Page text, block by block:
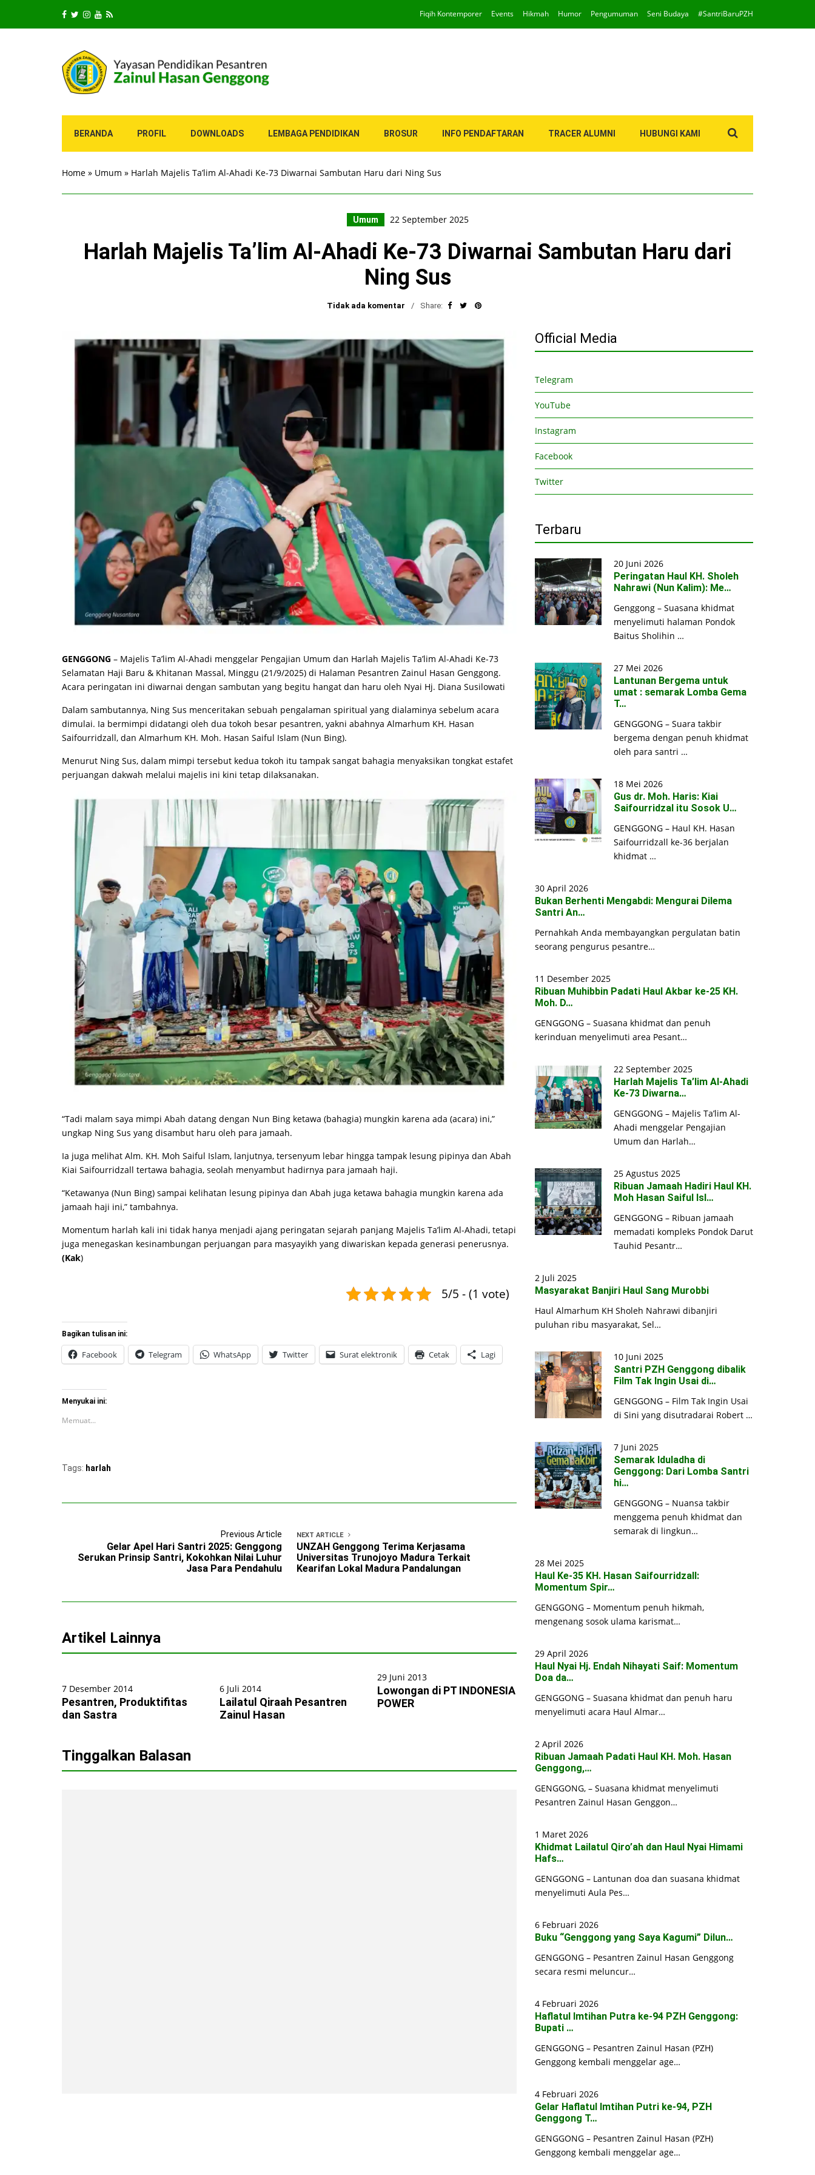
Fiqih Kontemporer Events Hikmah Humor Pengumuman Seni Budaya #SantriBaruPZH
BERANDA PROFIL DOWNLOADS LEMBAGA PENDIDIKAN BROSUR INFO PENDAFTARAN TRACER ALUMNI HUBUNGI KAMI
for:
Home » Umum » Harlah Majelis Ta’lim Al-Ahadi Ke-73 Diwarnai Sambutan Haru dari Ning Sus
Umum 22 September 2025
Harlah Majelis Ta’lim Al-Ahadi Ke-73 Diwarnai Sambutan Haru dari
Ning Sus
Tidak ada komentar Share:
GENGGONG – Majelis Ta’lim Al-Ahadi menggelar Pengajian Umum dan Harlah Majelis Ta’lim Al-Ahadi Ke-73
Selamatan Haji Baru & Khitanan Massal, Minggu (21/9/2025) di Halaman Pesantren Zainul Hasan Genggong.
Acara peringatan ini diwarnai dengan sambutan yang begitu hangat dan haru oleh Nyai Hj. Diana Susilowati
Dalam sambutannya, Ning Sus menceritakan sebuah pengalaman spiritual yang dialaminya sebelum acara
dimulai. Ia bermimpi didatangi oleh dua tokoh besar pesantren, yakni abahnya Almarhum KH. Hasan
Saifourridzall, dan Almarhum KH. Moh. Hasan Saiful Islam (Nun Bing).
Menurut Ning Sus, dalam mimpi tersebut kedua tokoh itu tampak sangat bahagia menyaksikan tongkat estafet
perjuangan dakwah melalui majelis ini kini tetap dilaksanakan.
“Tadi malam saya mimpi Abah datang dengan Nun Bing ketawa (bahagia) mungkin karena ada (acara) ini,”
ungkap Ning Sus yang disambut haru oleh para jamaah.
Ia juga melihat Alm. KH. Moh Saiful Islam, lanjutnya, tersenyum lebar hingga tampak lesung pipinya dan Abah
Kiai Saifourridzall tertawa bahagia, seolah menyambut hadirnya para jamaah haji.
“Ketawanya (Nun Bing) sampai kelihatan lesung pipinya dan Abah juga ketawa bahagia mungkin karena ada
jamaah haji ini,” tambahnya.
Momentum harlah kali ini tidak hanya menjadi ajang peringatan sejarah panjang Majelis Ta’lim Al-Ahadi, tetapi
juga menegaskan kesinambungan perjuangan para masyayikh yang diwariskan kepada generasi penerusnya.
(Kak)
5/5 - (1 vote)
Bagikan tulisan ini:
Facebook Telegram WhatsApp Twitter Surat elektronik Cetak Lagi
Menyukai ini:
Memuat...
Tags: harlah
Previous Article
Gelar Apel Hari Santri 2025: Genggong
Serukan Prinsip Santri, Kokohkan Nilai Luhur
Jasa Para Pendahulu
NEXT ARTICLE
UNZAH Genggong Terima Kerjasama
Universitas Trunojoyo Madura Terkait
Kearifan Lokal Madura Pandalungan
Artikel Lainnya
7 Desember 2014
Pesantren, Produktifitas
dan Sastra
6 Juli 2014
Lailatul Qiraah Pesantren
Zainul Hasan
29 Juni 2013
Lowongan di PT INDONESIA
POWER
Tinggalkan Balasan
Official Media
Telegram
YouTube
Instagram
Facebook
Twitter
Terbaru
20 Juni 2026
Peringatan Haul KH. Sholeh
Nahrawi (Nun Kalim): Me…
Genggong – Suasana khidmat
menyelimuti halaman Pondok
Baitus Sholihin …
27 Mei 2026
Lantunan Bergema untuk
umat : semarak Lomba Gema
T…
GENGGONG – Suara takbir
bergema dengan penuh khidmat
oleh para santri …
18 Mei 2026
Gus dr. Moh. Haris: Kiai
Saifourridzal itu Sosok U…
GENGGONG – Haul KH. Hasan
Saifourridzall ke-36 berjalan
khidmat …
30 April 2026
Bukan Berhenti Mengabdi: Mengurai Dilema
Santri An…
Pernahkah Anda membayangkan pergulatan batin
seorang pengurus pesantre…
11 Desember 2025
Ribuan Muhibbin Padati Haul Akbar ke-25 KH.
Moh. D…
GENGGONG – Suasana khidmat dan penuh
kerinduan menyelimuti area Pesant…
22 September 2025
Harlah Majelis Ta’lim Al-Ahadi
Ke-73 Diwarna…
GENGGONG – Majelis Ta’lim Al-
Ahadi menggelar Pengajian
Umum dan Harlah…
25 Agustus 2025
Ribuan Jamaah Hadiri Haul KH.
Moh Hasan Saiful Isl…
GENGGONG – Ribuan jamaah
memadati kompleks Pondok Darut
Tauhid Pesantr…
2 Juli 2025
Masyarakat Banjiri Haul Sang Murobbi
Haul Almarhum KH Sholeh Nahrawi dibanjiri
puluhan ribu masyarakat, Sel…
10 Juni 2025
Santri PZH Genggong dibalik
Film Tak Ingin Usai di…
GENGGONG – Film Tak Ingin Usai
di Sini yang disutradarai Robert …
7 Juni 2025
Semarak Iduladha di
Genggong: Dari Lomba Santri
hi…
GENGGONG – Nuansa takbir
menggema penuh khidmat dan
semarak di lingkun…
28 Mei 2025
Haul Ke-35 KH. Hasan Saifourridzall:
Momentum Spir…
GENGGONG – Momentum penuh hikmah,
mengenang sosok ulama karismat…
29 April 2026
Haul Nyai Hj. Endah Nihayati Saif: Momentum
Doa da…
GENGGONG – Suasana khidmat dan penuh haru
menyelimuti acara Haul Almar…
2 April 2026
Ribuan Jamaah Padati Haul KH. Moh. Hasan
Genggong,…
GENGGONG, – Suasana khidmat menyelimuti
Pesantren Zainul Hasan Genggon…
1 Maret 2026
Khidmat Lailatul Qiro’ah dan Haul Nyai Himami
Hafs…
GENGGONG – Lantunan doa dan suasana khidmat
menyelimuti Aula Pes…
6 Februari 2026
Buku “Genggong yang Saya Kagumi” Dilun…
GENGGONG – Pesantren Zainul Hasan Genggong
secara resmi meluncur…
4 Februari 2026
Haflatul Imtihan Putra ke-94 PZH Genggong:
Bupati …
GENGGONG – Pesantren Zainul Hasan (PZH)
Genggong kembali menggelar age…
4 Februari 2026
Gelar Haflatul Imtihan Putri ke-94, PZH
Genggong T…
GENGGONG – Pesantren Zainul Hasan (PZH)
Genggong kembali menggelar age…